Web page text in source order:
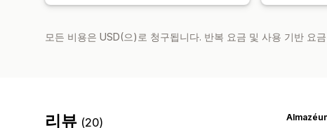
모든 비용은 USD(으)로 청구됩니다. 반복 요금 및 사용 기반 요
리뷰 (20)